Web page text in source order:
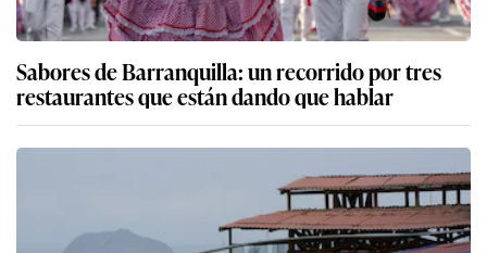
Sabores de Barranquilla: un recorrido por tres
restaurantes que están dando que hablar